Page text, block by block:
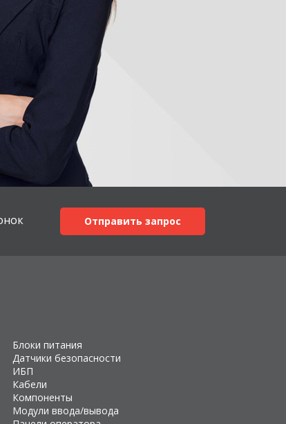
Отправить запрос
Блоки питания
Датчики безопасности
ИБП
Кабели
Компоненты
Модули ввода/вывода